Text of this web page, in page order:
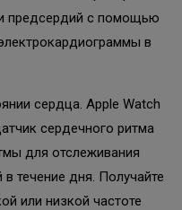
предсердий с помощью
в
сердца. Apple Watch
сердечного ритма
для отслеживания
течение дня. Получайте
или низкой частоте